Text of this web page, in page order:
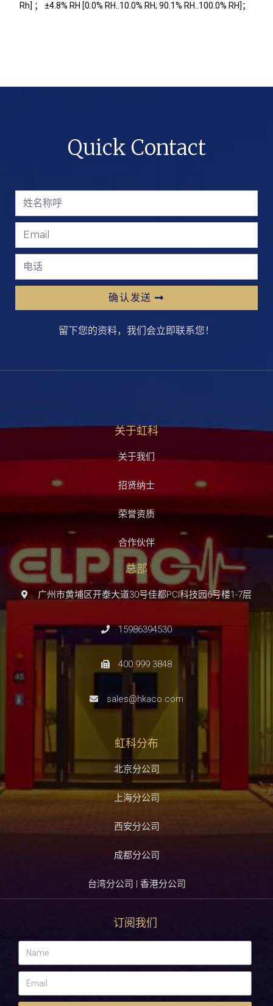
Rh] ； ±4.8% RH [0.0% RH..10.0% RH; 90.1% RH..100.0% RH]；
Quick Contact
确认发送
留下您的资料，我们会立即联系您！
关于虹科
关于我们
招贤纳士
荣誉资质
合作伙伴
总部
广州市黄埔区开泰大道30号佳都PCI科技园6号楼1-7层
15986394530
400 999 3848
sales@hkaco.com
虹科分布
北京分公司
上海分公司
西安分公司
成都分公司
台湾分公司 | 香港分公司
订阅我们